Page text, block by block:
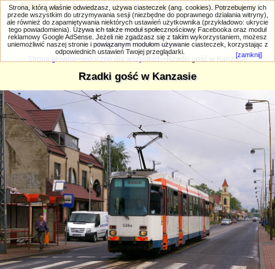
PRIV.gtlodz.eu - czyli trochę ;) inna galeria
Wyszukiwanie zaawansowane
Strona główna widoczne dla wszystkich >Rzadki gość w Kanzasie
Rzadki gość w Kanzasie
Strona, którą właśnie odwiedzasz, używa ciasteczek (ang. cookies). Potrzebujemy ich
przede wszystkim do utrzymywania sesji (niezbędne do poprawnego działania witryny),
ale również do zapamiętywania niektórych ustawień użytkownika (przykładowo: ukrycie
tego powiadomienia). Używa ich także moduł społecznościowy Facebooka oraz moduł
reklamowy Google AdSense. Jeżeli nie zgadzasz się z takim wykorzystaniem, możesz
uniemożliwić naszej stronie i powiązanym modułom używanie ciasteczek, korzystając z
odpowiednich ustawień Twojej przeglądarki.
[zamknij]